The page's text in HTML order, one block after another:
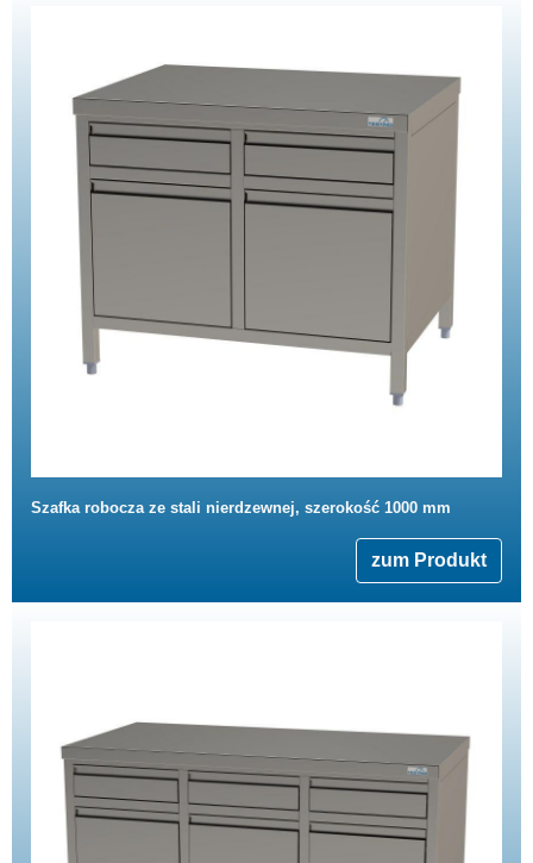
Szafka robocza ze stali nierdzewnej, szerokość 1000 mm
zum Produkt